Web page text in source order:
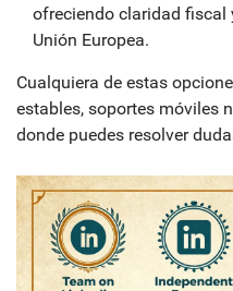
ofreciendo claridad fiscal
Unión Europea.
Cualquiera de estas
estables, soportes móviles
donde puedes resolver